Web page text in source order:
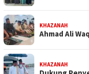
KHAZANAH
Ahmad Ali
KHAZANAH